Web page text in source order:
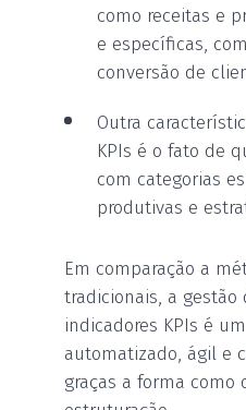
como receitas e
e específicas,
conversão de
Outra
KPIs é o fato de
com categorias
produtivas e
Em comparação a
tradicionais, a gestão
indicadores KPIs é
automatizado, ágil e
graças a forma como